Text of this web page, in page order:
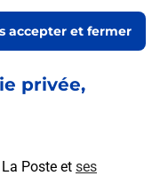
privée,
Poste et ses
accepter et fermer